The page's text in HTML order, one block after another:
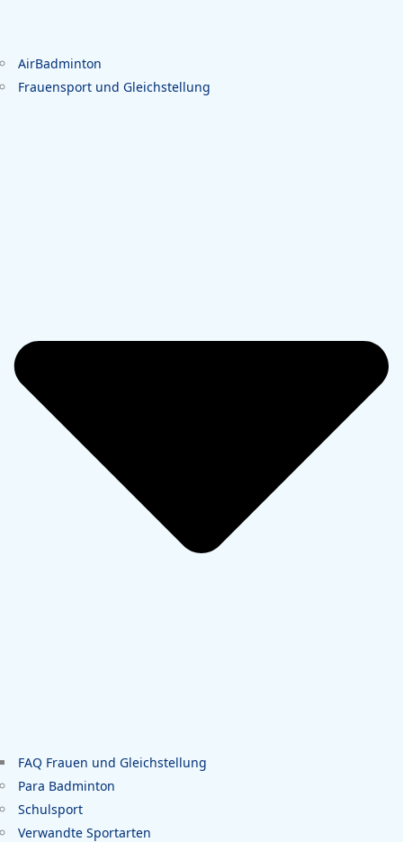
AirBadminton
Frauensport und Gleichstellung
FAQ Frauen und Gleichstellung
Para Badminton
Schulsport
Verwandte Sportarten